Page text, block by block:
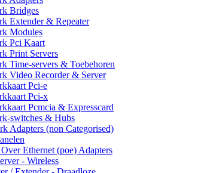
Bridges
Extender & Repeater
Modules
Pci Kaart
Print Servers
Time-servers & Toebehoren
Video Recorder & Server
Pci-e
Pci-x
Pcmcia & Expresscard
switches & Hubs
Adapters (non Categorised)
Ethernet (poe) Adapters
- Wireless